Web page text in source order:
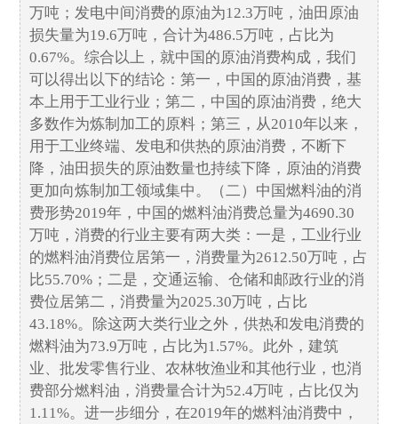
万吨；发电中间消费的原油为12.3万吨，油田原油
损失量为19.6万吨，合计为486.5万吨，占比为
0.67%。综合以上，就中国的原油消费构成，我们
可以得出以下的结论：第一，中国的原油消费，基
本上用于工业行业；第二，中国的原油消费，绝大
多数作为炼制加工的原料；第三，从2010年以来，
用于工业终端、发电和供热的原油消费，不断下
降，油田损失的原油数量也持续下降，原油的消费
更加向炼制加工领域集中。（二）中国燃料油的消
费形势2019年，中国的燃料油消费总量为4690.30
万吨，消费的行业主要有两大类：一是，工业行业
的燃料油消费位居第一，消费量为2612.50万吨，占
比55.70%；二是，交通运输、仓储和邮政行业的消
费位居第二，消费量为2025.30万吨，占比
43.18%。除这两大类行业之外，供热和发电消费的
燃料油为73.9万吨，占比为1.57%。此外，建筑
业、批发零售行业、农林牧渔业和其他行业，也消
费部分燃料油，消费量合计为52.4万吨，占比仅为
1.11%。进一步细分，在2019年的燃料油消费中，